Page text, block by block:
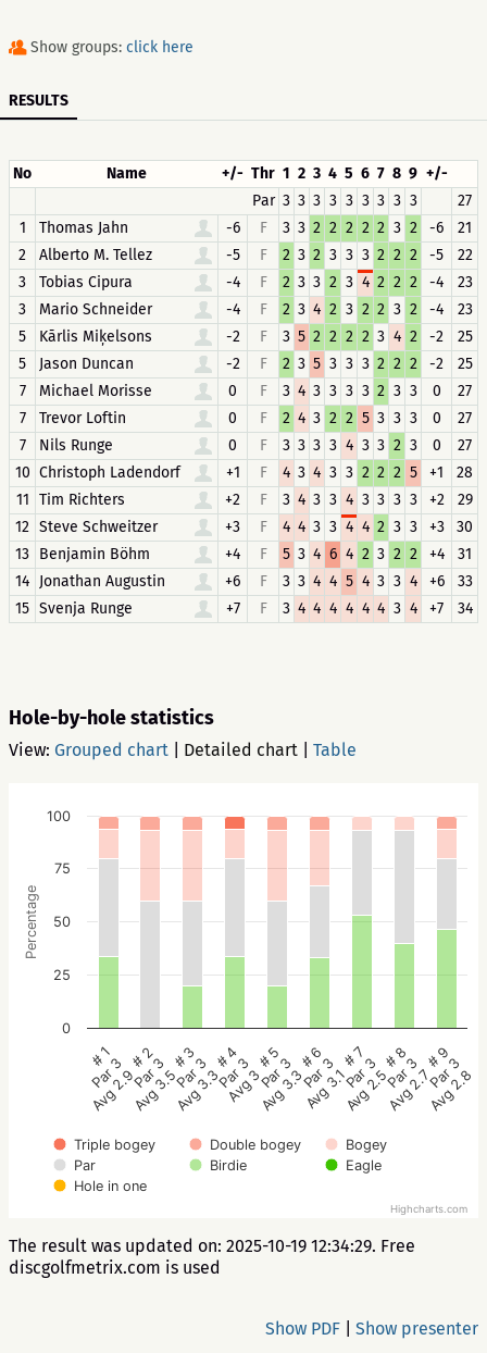
Show groups: click here
RESULTS
No Name +/- Thr 1 2 3 4 5 6 7 8 9 +/-
Par 3 3 3 3 3 3 3 3 3
27
1
Thomas Jahn -6 F 3 3 2 2 2 2 2 3 2 -6
21
2
Alberto M. Tellez -5 F 2 3 2 3 3 3 2 2 2 -5
22
3
Tobias Cipura -4 F 2 3 3 2 3 4 2 2 2 -4
23
3
Mario Schneider -4 F 2 3 4 2 3 2 2 3 2 -4
23
5
Kārlis Miķelsons -2 F 3 5 2 2 2 2 3 4 2 -2
25
5
Jason Duncan -2 F 2 3 5 3 3 3 2 2 2 -2
25
7
Michael Morisse 0 F 3 4 3 3 3 3 2 3 3 0
27
7
Trevor Loftin 0 F 2 4 3 2 2 5 3 3 3 0
27
7
Nils Runge 0 F 3 3 3 3 4 3 3 2 3 0
27
10 Christoph Ladendorf +1 F 4 3 4 3 3 2 2 2 5 +1
28
11 Tim Richters +2 F 3 4 3 3 4 3 3 3 3 +2
29
12 Steve Schweitzer +3 F 4 4 3 3 4 4 2 3 3 +3
30
13 Benjamin Böhm +4 F 5 3 4 6 4 2 3 2 2 +4
31
14 Jonathan Augustin +6 F 3 3 4 4 5 4 3 3 4 +6
33
15 Svenja Runge +7 F 3 4 4 4 4 4 4 3 4 +7 34
Hole-by-hole statistics
View: Grouped chart Detailed chart Table
Percentage
Triple bogey Double bogey
Bogey
Par
Birdie
Eagle
Hole in one
# 1
Par 3
Avg 2.9
# 2
Par 3
Avg 3.5
# 3
Par 3
Avg 3.3
# 4
Par 3
Avg 3
# 5
Par 3
Avg 3.3
# 6
Par 3
Avg 3.1
# 7
Par 3
Avg 2.5
# 8
Par 3
Avg 2.7
# 9
Par 3
Avg 2.8
0
25
50
75
100
Highcharts.com
The result was updated on: 2025-10-19 12:34:29. Free
discgolfmetrix.com is used
Show presenter
Show PDF